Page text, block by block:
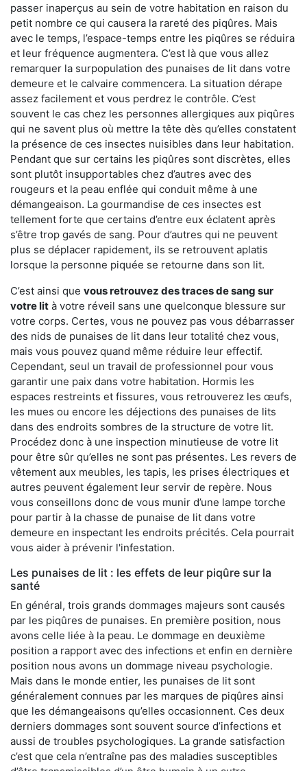
passer inaperçus au sein de votre habitation en raison du
petit nombre ce qui causera la rareté des piqûres. Mais
avec le temps, l’espace-temps entre les piqûres se réduira
et leur fréquence augmentera. C’est là que vous allez
remarquer la surpopulation des punaises de lit dans votre
demeure et le calvaire commencera. La situation dérape
assez facilement et vous perdrez le contrôle. C’est
souvent le cas chez les personnes allergiques aux piqûres
qui ne savent plus où mettre la tête dès qu’elles constatent
la présence de ces insectes nuisibles dans leur habitation.
Pendant que sur certains les piqûres sont discrètes, elles
sont plutôt insupportables chez d’autres avec des
rougeurs et la peau enflée qui conduit même à une
démangeaison. La gourmandise de ces insectes est
tellement forte que certains d’entre eux éclatent après
s’être trop gavés de sang. Pour d’autres qui ne peuvent
plus se déplacer rapidement, ils se retrouvent aplatis
lorsque la personne piquée se retourne dans son lit.
C’est ainsi que vous retrouvez des traces de sang sur
votre lit à votre réveil sans une quelconque blessure sur
votre corps. Certes, vous ne pouvez pas vous débarrasser
des nids de punaises de lit dans leur totalité chez vous,
mais vous pouvez quand même réduire leur effectif.
Cependant, seul un travail de professionnel pour vous
garantir une paix dans votre habitation. Hormis les
espaces restreints et fissures, vous retrouverez les œufs,
les mues ou encore les déjections des punaises de lits
dans des endroits sombres de la structure de votre lit.
Procédez donc à une inspection minutieuse de votre lit
pour être sûr qu’elles ne sont pas présentes. Les revers de
vêtement aux meubles, les tapis, les prises électriques et
autres peuvent également leur servir de repère. Nous
vous conseillons donc de vous munir d’une lampe torche
pour partir à la chasse de punaise de lit dans votre
demeure en inspectant les endroits précités. Cela pourrait
vous aider à prévenir l'infestation.
Les punaises de lit : les effets de leur piqûre sur la
santé
En général, trois grands dommages majeurs sont causés
par les piqûres de punaises. En première position, nous
avons celle liée à la peau. Le dommage en deuxième
position a rapport avec des infections et enfin en dernière
position nous avons un dommage niveau psychologie.
Mais dans le monde entier, les punaises de lit sont
généralement connues par les marques de piqûres ainsi
que les démangeaisons qu’elles occasionnent. Ces deux
derniers dommages sont souvent source d’infections et
aussi de troubles psychologiques. La grande satisfaction
c’est que cela n’entraîne pas des maladies susceptibles